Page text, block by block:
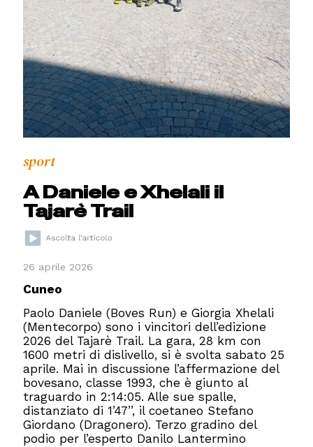
sport
A Daniele e Xhelali il
Tajarè Trail
26 aprile 2026
Cuneo
Paolo Daniele (Boves Run) e Giorgia Xhelali
(Mentecorpo) sono i vincitori dell’edizione
2026 del Tajarè Trail. La gara, 28 km con
1600 metri di dislivello, si è svolta sabato 25
aprile. Mai in discussione l’affermazione del
bovesano, classe 1993, che è giunto al
traguardo in 2:14:05. Alle sue spalle,
distanziato di 1’47’’, il coetaneo Stefano
Giordano (Dragonero). Terzo gradino del
podio per l’esperto Danilo Lantermino